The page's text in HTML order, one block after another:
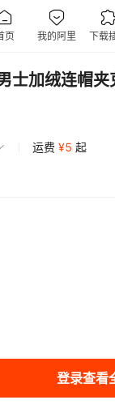
加绒连帽夹
运费 ¥5 起
登录查看